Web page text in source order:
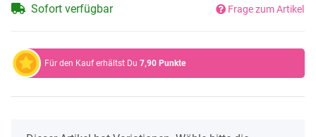
Sofort verfügbar Frage zum Artikel
Für den Kauf erhältst Du 7,90 Punkte